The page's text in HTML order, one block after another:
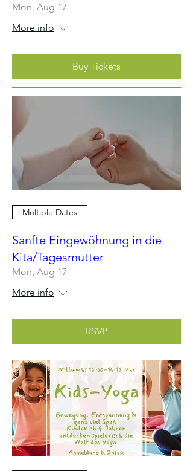
Mon, Aug 17
More info
Buy Tickets
Multiple Dates
Sanfte Eingewöhnung in die
Kita/Tagesmutter
Mon, Aug 17
More info
RSVP